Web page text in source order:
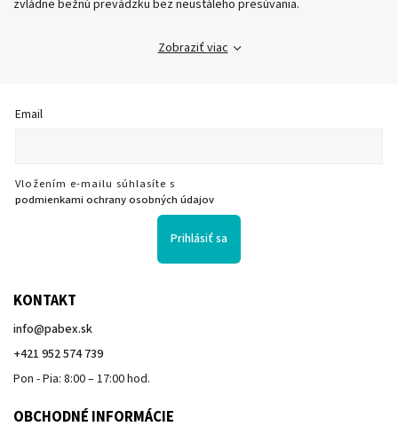
zvládne bežnú prevádzku bez neustáleho presúvania.
Zobraziť viac
Email
Vložením e-mailu súhlasíte s
podmienkami ochrany osobných údajov
Prihlásiť sa
KONTAKT
info@pabex.sk
+421 952 574 739
Pon - Pia: 8:00 – 17:00 hod.
OBCHODNÉ INFORMÁCIE